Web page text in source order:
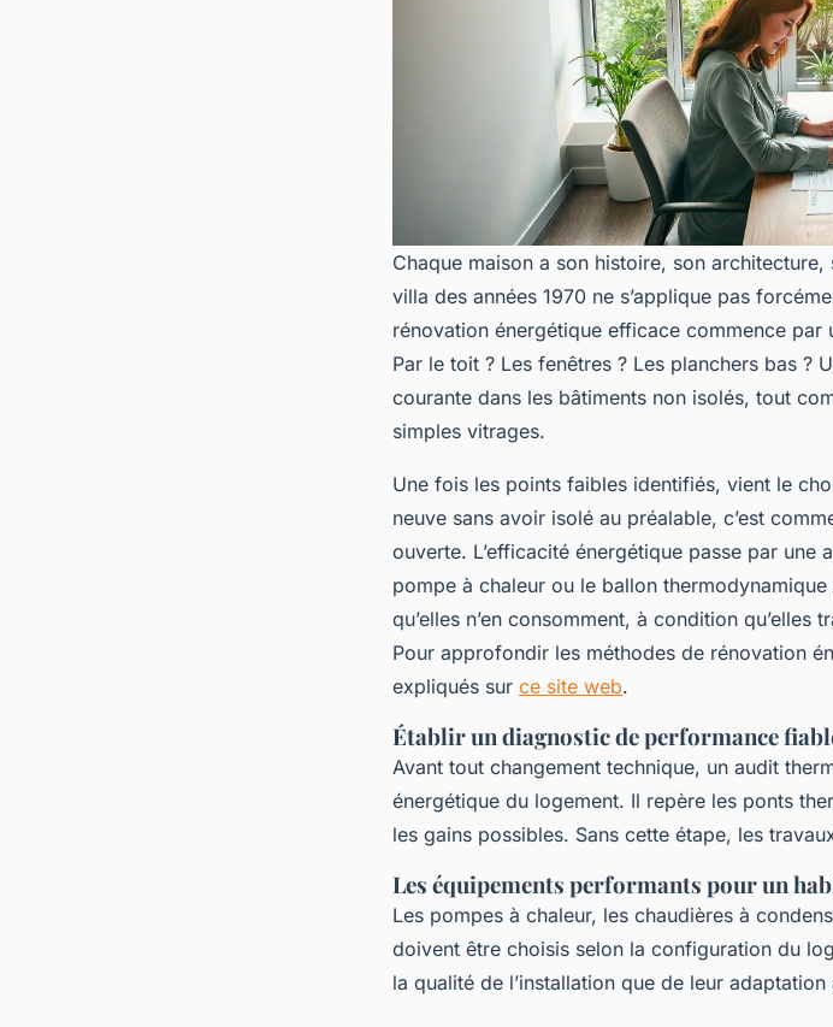
Chaque maison a son histoire, son
villa des années 1970 ne s’applique pas
rénovation énergétique efficace commence
Par le toit ? Les fenêtres ? Les planchers bas ?
courante dans les bâtiments non isolés, tout
simples vitrages.
Une fois les points faibles identifiés, vient le
neuve sans avoir isolé au préalable, c’est
ouverte. L’efficacité énergétique passe par
pompe à chaleur ou le ballon
qu’elles n’en consomment, à condition
Pour approfondir les méthodes de rénovation
expliqués sur ce site web.
Établir un diagnostic de performance
Avant tout changement technique, un audit
énergétique du logement. Il repère les ponts
les gains possibles. Sans cette étape, les
Les équipements performants pour un
Les pompes à chaleur, les chaudières à
doivent être choisis selon la configuration du
la qualité de l’installation que de leur adaptation